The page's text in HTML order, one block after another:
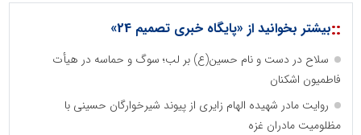
::بیشتر بخوانید از «پایگاه خبری تصمیم 24»
سلاح در دست و نام حسین(ع) بر لب؛ سوگ و حماسه در هیأت
فاطمیون اشکنان
روایت مادر شهیده الهام زایری از پیوند شیرخوارگان حسینی با
مظلومیت مادران غزه